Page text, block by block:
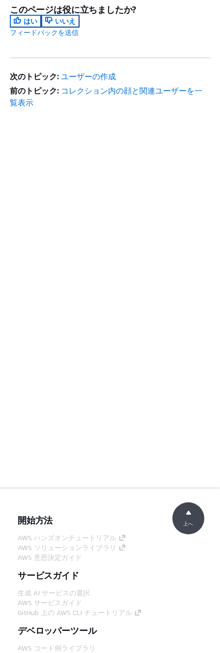
このページは役に立ちましたか?
はい
いいえ
フィードバックを送信
次のトピック: ユーザーの作成
前のトピック: コレクション内の顔と関連ユーザーを一
覧表示
開始方法
AWS ハンズオンチュートリアル
AWS ソリューションライブラリ
AWS 意思決定ガイド
サービスガイド
生成 AI サービスの選択
AWS サービスガイド
GitHub 上の AWS CLI チュートリアル
デベロッパーツール
AWS コード例ライブラリ
上へ